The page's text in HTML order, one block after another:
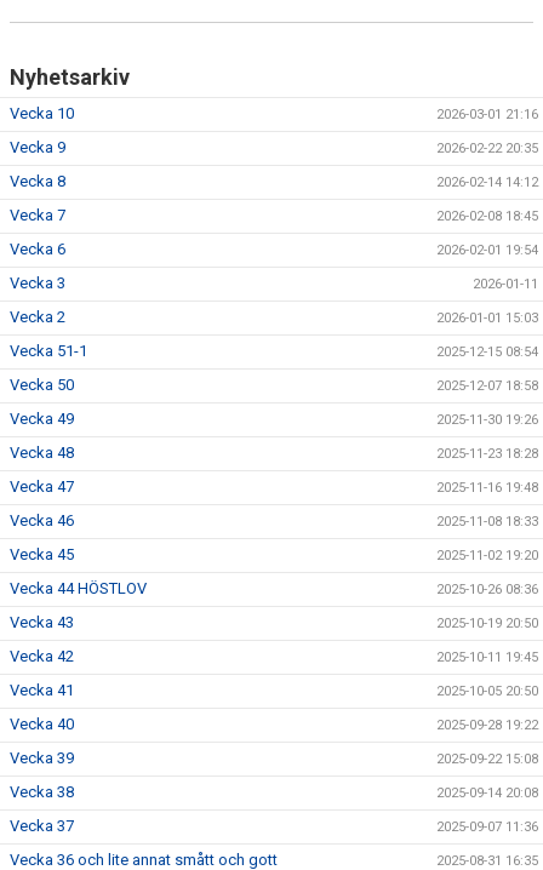
Nyhetsarkiv
Vecka 10 2026-03-01 21:16
Vecka 9 2026-02-22 20:35
Vecka 8 2026-02-14 14:12
Vecka 7 2026-02-08 18:45
Vecka 6 2026-02-01 19:54
Vecka 3 2026-01-11
Vecka 2 2026-01-01 15:03
Vecka 51-1 2025-12-15 08:54
Vecka 50 2025-12-07 18:58
Vecka 49 2025-11-30 19:26
Vecka 48 2025-11-23 18:28
Vecka 47 2025-11-16 19:48
Vecka 46 2025-11-08 18:33
Vecka 45 2025-11-02 19:20
Vecka 44 HÖSTLOV 2025-10-26 08:36
Vecka 43 2025-10-19 20:50
Vecka 42 2025-10-11 19:45
Vecka 41 2025-10-05 20:50
Vecka 40 2025-09-28 19:22
Vecka 39 2025-09-22 15:08
Vecka 38 2025-09-14 20:08
Vecka 37 2025-09-07 11:36
Vecka 36 och lite annat smått och gott 2025-08-31 16:35